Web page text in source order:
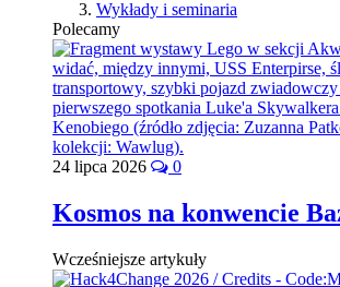
Wykłady i seminaria
Polecamy
24 lipca 2026 0
Kosmos na konwencie
Wcześniejsze artykuły